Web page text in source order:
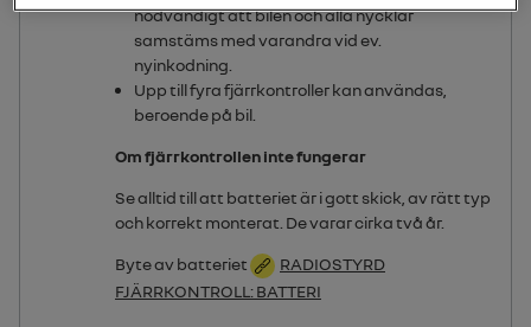
nödvändigt att bilen och alla nycklar
samstäms med varandra vid ev.
nyinkodning.
Upp till fyra fjärrkontroller kan användas,
beroende på bil.
Om fjärrkontrollen inte fungerar
Se alltid till att batteriet är i gott skick, av rätt typ
och korrekt monterat. De varar cirka två år.
Byte av batteriet
RADIOSTYRD
FJÄRRKONTROLL: BATTERI